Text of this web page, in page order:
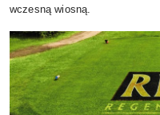
wczesną wiosną.